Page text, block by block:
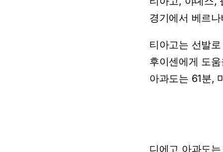
경기에서 베르
티아고는 선발로
후이센에게 도
아과도는 61분,
디에고 아과도는